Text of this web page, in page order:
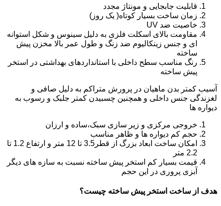
قابلیت جابجایی و مونتاژ مجدد
زمان ساخت بسیار کوتاه( یک روز)
خاصیت ضد UV
مقاومت بالای اسکلت فلزی به دلیل سینوس و شکل استوانه
ای و جنس زینکالیوم ضد زنگ و طول عمر بالا مخزن پیش
ساخته
رنگ مناسب سطح داخلی با استانداردهای بهداشتی در استخر
پیش ساخته
آسیب کمتر بدن ماهیان در پرورش متراکم به دلیل صافی و
لغزندگی جنس داخلی و همچنین چسبیدن کمتر جلبک و رسوب به
دیواره ها
خروجی مرکزی و زیر سازی سبک،ساده و ارزان
حجم کم دیواره ها و ظاهر مناسب
امکان ساخت ابعاد بزرگ از قطر3.5 تا 12 متر و ارتفاع 1.2 تا
2.2 متر
قیمت بسیار کم استخر پیش ساخته نسبت به سازه های دیگر
آبزی پروری در این حجم
هدف از ساخت استخر پیش ساخته چیست؟